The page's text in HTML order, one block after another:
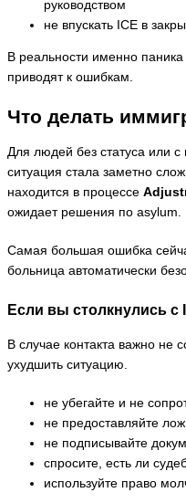
руководством
не впускать ICE в
В реальности именно
приводят к ошибкам.
Что делать
Для людей без статуса или
ситуация стала заметно
находится в процессе
ожидает решения по asylum.
Самая большая ошибка
больница автоматически
Если вы столкнулись с
В случае контакта важно не
ухудшить ситуацию.
не убегайте и не
не предоставляйте
не подписывайте
спросите, есть ли
используйте право